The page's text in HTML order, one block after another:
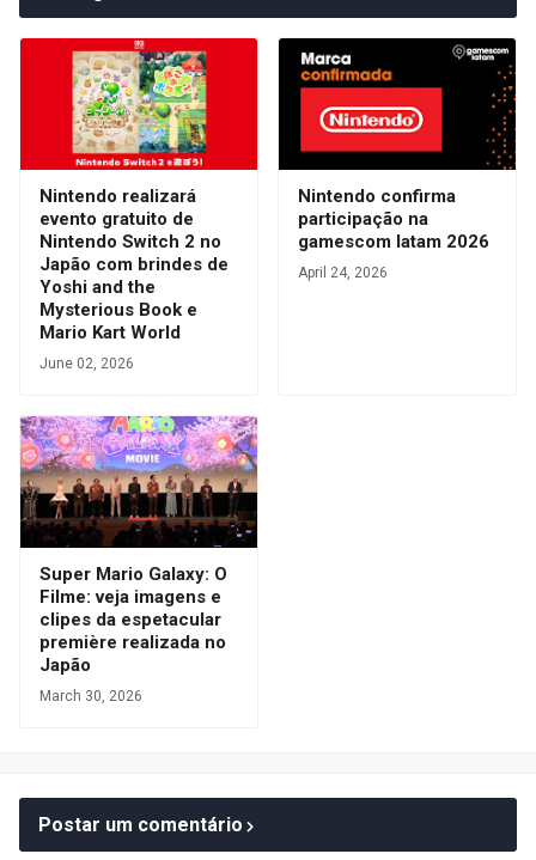
Nintendo realizará
evento gratuito de
Nintendo Switch 2 no
Japão com brindes de
Yoshi and the
Mysterious Book e
Mario Kart World
June 02, 2026
Nintendo confirma
participação na
gamescom latam 2026
April 24, 2026
Super Mario Galaxy: O
Filme: veja imagens e
clipes da espetacular
première realizada no
Japão
March 30, 2026
Postar um comentário